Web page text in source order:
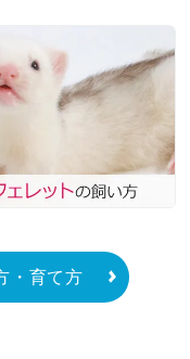
・育て方